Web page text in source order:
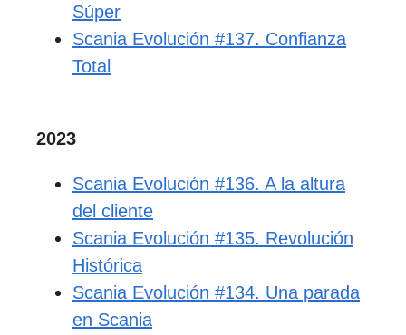
Súper
Scania Evolución #137. Confianza
Total
2023
Scania Evolución #136. A la altura
del cliente
Scania Evolución #135. Revolución
Histórica
Scania Evolución #134. Una parada
en Scania